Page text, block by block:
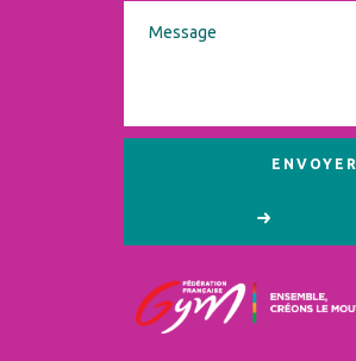
ENVOYER